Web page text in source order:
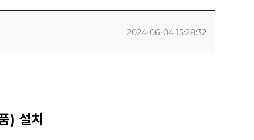
2024-06-04 15:28:32
) 설치